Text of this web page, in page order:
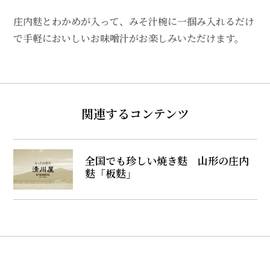
庄内麩とわかめが入って、みそ汁椀に一掴み入れるだけ
で手軽においしいお味噌汁がお楽しみいただけます。
関連するコンテンツ
全国でも珍しい焼き麩 山形の庄内
麩「板麩」